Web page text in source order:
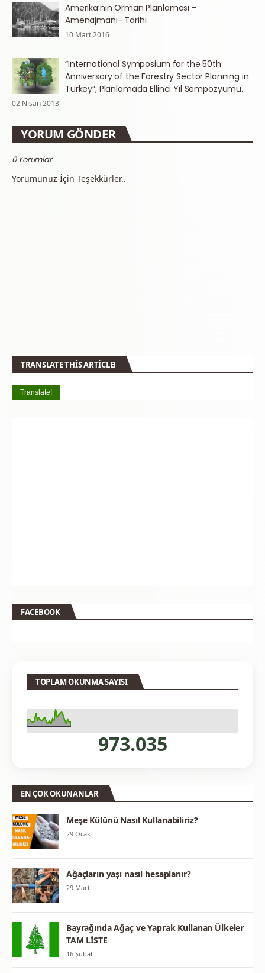
Amerika’nın Orman Planlaması -
Amenajmanı- Tarihi
10 Mart 2016
“International Symposium for the 50th
Anniversary of the Forestry Sector Planning in
Turkey”; Planlamada Ellinci Yıl Sempozyumu.
02 Nisan 2013
YORUM GÖNDER
0 Yorumlar
Yorumunuz İçin Teşekkürler..
TRANSLATE THIS ARTICLE!
Translate!
FACEBOOK
TOPLAM OKUNMA SAYISI
973.035
EN ÇOK OKUNANLAR
Meşe Külünü Nasıl Kullanabiliriz?
29 Ocak
Ağaçların yaşı nasıl hesaplanır?
29 Mart
Bayrağında Ağaç ve Yaprak Kullanan Ülkeler
TAM LİSTE
16 Şubat